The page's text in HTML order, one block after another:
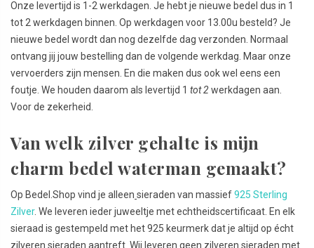
Onze levertijd is 1-2 werkdagen. Je hebt je nieuwe bedel dus in 1
tot 2 werkdagen binnen. Op werkdagen voor 13.00u besteld? Je
nieuwe bedel wordt dan nog dezelfde dag verzonden. Normaal
ontvang jij jouw bestelling dan de volgende werkdag. Maar onze
vervoerders zijn mensen. En die maken dus ook wel eens een
foutje. We houden daarom als levertijd 1 tot 2werkdagen aan.
Voor de zekerheid.
Van welk zilver gehalte is mijn
charm bedel waterman gemaakt?
Op Bedel.Shop vind je alleen sieraden van massief925 Sterling
Zilver. We leveren ieder juweeltje met echtheidscertificaat. En elk
sieraad is gestempeld met het 925 keurmerk dat je altijd op écht
zilveren sieraden aantreft. Wij leveren geen zilveren sieraden met